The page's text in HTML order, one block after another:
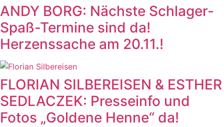
ANDY BORG: Nächste Schlager-
Spaß-Termine sind da!
Herzenssache am 20.11.!
FLORIAN SILBEREISEN & ESTHER
SEDLACZEK: Presseinfo und
Fotos „Goldene Henne“ da!